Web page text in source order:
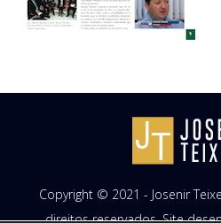
Copyright © 2021 - Josenir
direitos reservados. Site